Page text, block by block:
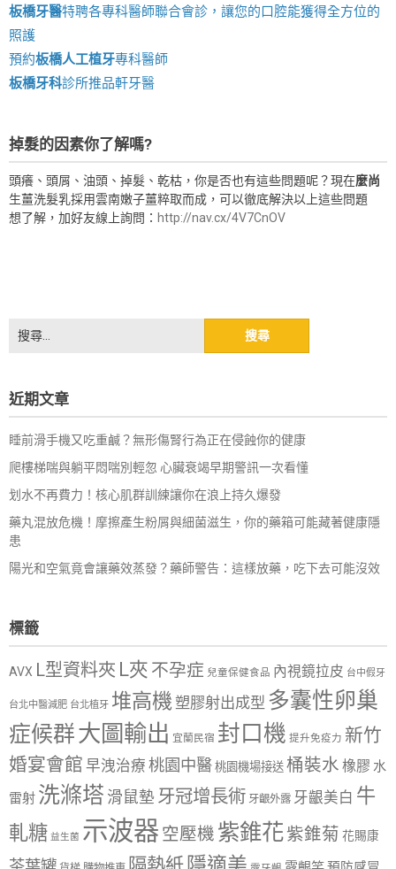
板橋牙醫特聘各專科醫師聯合會診，讓您的口腔能獲得全方位的
照護
預約板橋人工植牙專科醫師
板橋牙科診所推品軒牙醫
掉髮的因素你了解嗎?
頭癢、頭屑、油頭、掉髮、乾枯，你是否也有這些問題呢？現在麼尚
生薑洗髮乳採用雲南嫩子薑粹取而成，可以徹底解決以上這些問題
想了解，加好友線上詢問： http://nav.cx/4V7CnOV
搜
尋
字:
近期文章
睡前滑手機又吃重鹹？無形傷腎行為正在侵蝕你的健康
爬樓梯喘與躺平悶喘別輕忽 心臟衰竭早期警訊一次看懂
划水不再費力！核心肌群訓練讓你在浪上持久爆發
藥丸混放危機！摩擦產生粉屑與細菌滋生，你的藥箱可能藏著健康隱
患
陽光和空氣竟會讓藥效蒸發？藥師警告：這樣放藥，吃下去可能沒效
標籤
AVX L型資料夾 L夾 不孕症 兒童保健食品 內視鏡拉皮 台中假牙
台北中醫減肥 台北植牙 堆高機塑膠射出成型 多囊性卵巢
症候群大圖輸出 宜蘭民宿 封口機 提升免疫力 新竹
婚宴會館 早洩治療 桃園中醫 桃園機場接送 桶裝水 橡膠 水
雷射 洗滌塔 滑鼠墊 牙冠增長術 牙齦外露 牙齦美白 牛
軋糖 益生菌 示波器 空壓機 紫錐花紫錐菊 花賜康
隔熱紙